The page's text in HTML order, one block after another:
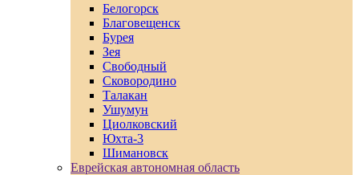
Белогорск
Благовещенск
Бурея
Зея
Свободный
Сковородино
Талакан
Ушумун
Циолковский
Юхта-3
Шимановск
Еврейская автономная область